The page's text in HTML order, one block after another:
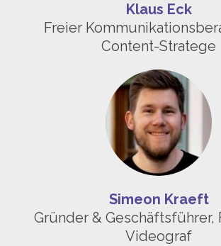
Klaus Eck
Freier
Content-Stratege
Simeon Kraeft
Gründer & Geschäftsführer,
Videograf